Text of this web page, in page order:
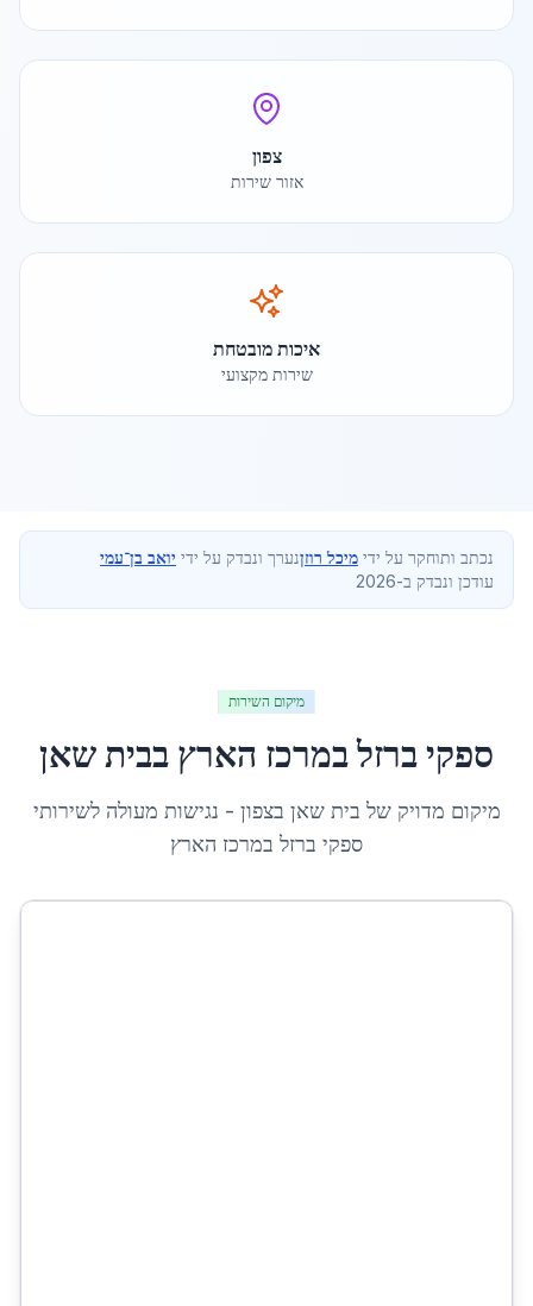
צפון
אזור שירות
איכות מובטחת
שירות מקצועי
נכתב ותוחקר על ידי מיכל רוזןנערך ונבדק על ידי יואב בן־עמי
עודכן ונבדק ב-2026
מיקום השירות
ספקי ברזל במרכז הארץ בבית שאן
מיקום מדויק של בית שאן בצפון - נגישות מעולה לשירותי
ספקי ברזל במרכז הארץ